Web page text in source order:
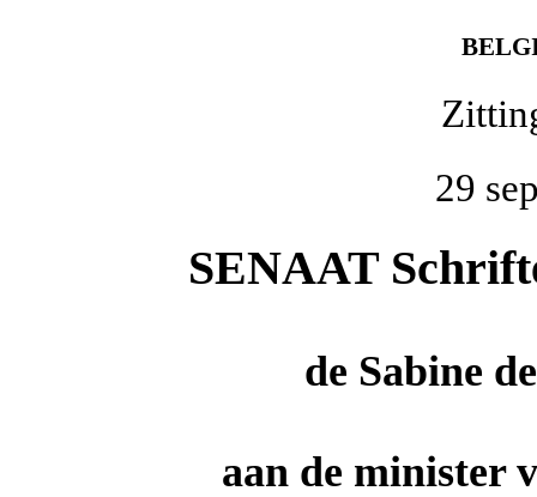
29
SENAAT
de Sabine
aan de minister